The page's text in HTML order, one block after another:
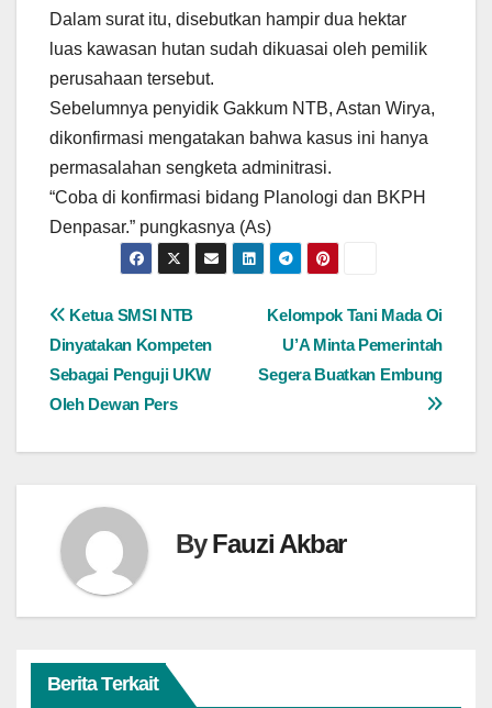
Dalam surat itu, disebutkan hampir dua hektar
luas kawasan hutan sudah dikuasai oleh pemilik
perusahaan tersebut.
Sebelumnya penyidik Gakkum NTB, Astan Wirya,
dikonfirmasi mengatakan bahwa kasus ini hanya
permasalahan sengketa adminitrasi.
“Coba di konfirmasi bidang Planologi dan BKPH
Denpasar.” pungkasnya (As)
Navigasi
pos
Kelompok Tani Mada Oi
U’A Minta Pemerintah
Segera Buatkan Embung
Ketua SMSI NTB
Dinyatakan Kompeten
Sebagai Penguji UKW
Oleh Dewan Pers
ByFauzi Akbar
Berita Terkait